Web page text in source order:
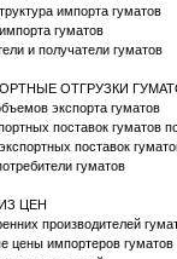
импорта гуматов
гуматов
и получатели гуматов
ОТГРУЗКИ
экспорта гуматов
поставок гуматов
поставок
гуматов
ЦЕН
производителей
цены импортеров